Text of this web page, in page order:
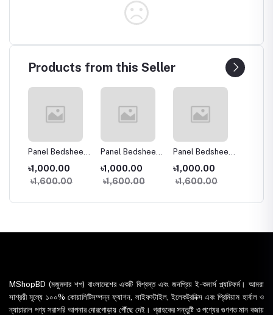
Products from this Seller
Panel Bedsheet
3pcs Set 3164
৳1,000.00
৳1,600.00
Panel Bedsheet
3pcs Set 3144
৳1,000.00
৳1,600.00
Panel Bedsheet
3pcs Set 3170
৳1,000.00
৳1,600.00
MShopBD (মজুমদার শপ) বাংলাদেশের একটি বিশ্বস্ত এবং জনপ্রিয় ই-কমার্স প্ল্যাটফর্ম। আমরা
সাশ্রয়ী মূল্যে ১০০% কোয়ালিটিসম্পন্ন ফ্যাশন, লাইফস্টাইল, ইলেকট্রনিক্স এবং প্রিমিয়াম হার্বাল ও
ন্যাচারাল পণ্য সরাসরি আপনার দোরগোড়ায় পৌঁছে দেই। গ্রাহকের সন্তুষ্টি ও পণ্যের গুণগত মান বজায়